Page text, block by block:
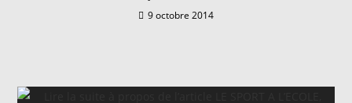
9 octobre 2014